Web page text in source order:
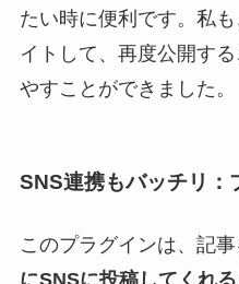
たい時に便利です。私
イトして、再度公開す
やすことができました。
SNS連携もバッチリ：
このプラグインは、記事